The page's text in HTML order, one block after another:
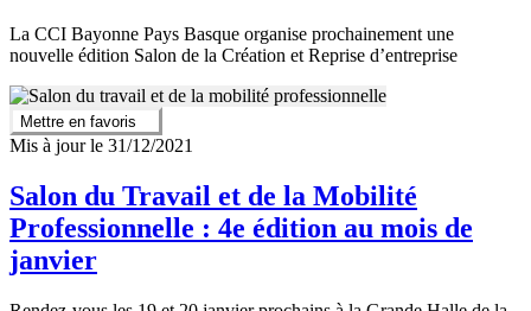
La CCI Bayonne Pays Basque organise prochainement une
nouvelle édition Salon de la Création et Reprise d’entreprise
Mettre en favoris
Mis à jour le 31/12/2021
Salon du Travail et de la Mobilité
Professionnelle : 4e édition au mois de
janvier